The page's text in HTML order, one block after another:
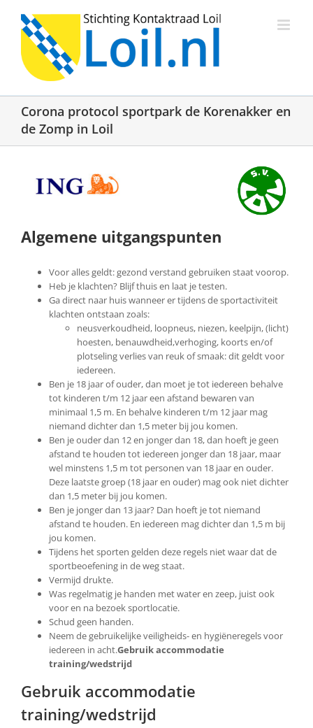
inhoud
Corona protocol sportpark de Korenakker en
de Zomp in Loil
Algemene uitgangspunten
Voor alles geldt: gezond verstand gebruiken staat voorop.
Heb je klachten? Blijf thuis en laat je testen.
Ga direct naar huis wanneer er tijdens de sportactiviteit
klachten ontstaan zoals:
neusverkoudheid, loopneus, niezen, keelpijn, (licht)
hoesten, benauwdheid,verhoging, koorts en/of
plotseling verlies van reuk of smaak: dit geldt voor
iedereen.
Ben je 18 jaar of ouder, dan moet je tot iedereen behalve
tot kinderen t/m 12 jaar een afstand bewaren van
minimaal 1,5 m. En behalve kinderen t/m 12 jaar mag
niemand dichter dan 1,5 meter bij jou komen.
Ben je ouder dan 12 en jonger dan 18, dan hoeft je geen
afstand te houden tot iedereen jonger dan 18 jaar, maar
wel minstens 1,5 m tot personen van 18 jaar en ouder.
Deze laatste groep (18 jaar en ouder) mag ook niet dichter
dan 1,5 meter bij jou komen.
Ben je jonger dan 13 jaar? Dan hoeft je tot niemand
afstand te houden. En iedereen mag dichter dan 1,5 m bij
jou komen.
Tijdens het sporten gelden deze regels niet waar dat de
sportbeoefening in de weg staat.
Vermijd drukte.
Was regelmatig je handen met water en zeep, juist ook
voor en na bezoek sportlocatie.
Schud geen handen.
Neem de gebruikelijke veiligheids- en hygiëneregels voor
iedereen in acht.Gebruik accommodatie
training/wedstrijd
Gebruik accommodatie
training/wedstrijd